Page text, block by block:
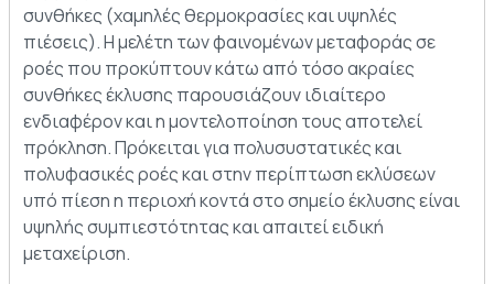
συνθήκες (χαμηλές θερμοκρασίες και υψηλές
πιέσεις). Η μελέτη των φαινομένων μεταφοράς σε
ροές που προκύπτουν κάτω από τόσο ακραίες
συνθήκες έκλυσης παρουσιάζουν ιδιαίτερο
ενδιαφέρον και η μοντελοποίηση τους αποτελεί
πρόκληση. Πρόκειται για πολυσυστατικές και
πολυφασικές ροές και στην περίπτωση εκλύσεων
υπό πίεση η περιοχή κοντά στο σημείο έκλυσης είναι
υψηλής συμπιεστότητας και απαιτεί ειδική
μεταχείριση.